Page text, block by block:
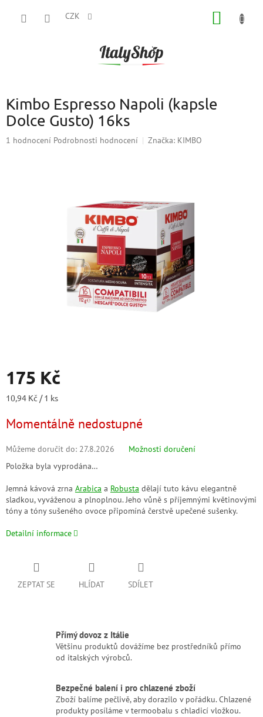
CZK
Kimbo Espresso Napoli (kapsle
Dolce Gusto) 16ks
Průměrné
1 hodnocení Podrobnosti hodnocení Značka: KIMBO
175 Kč
Měrná
10,94 Kč / 1 ks
Momentálně nedostupné
Můžeme doručit do: 27.8.2026
Možnosti doručení
Položka byla vyprodána…
Jemná kávová zrna Arabica a Robusta dělají tuto kávu elegantně
sladkou, vyváženou a plnoplnou. Jeho vůně s příjemnými květinovými
tóny a tóny sušeného ovoce připomíná čerstvě upečené sušenky.
Detailní informace
ZEPTAT SE HLÍDAT SDÍLET
Přímý dovoz z Itálie
Většinu produktů dovážíme bez prostředníků přímo
od italských výrobců.
Bezpečné balení i pro chlazené zboží
Zboží balíme pečlivě, aby dorazilo v pořádku. Chlazené
produkty posíláme v termoobalu s chladicí vložkou.